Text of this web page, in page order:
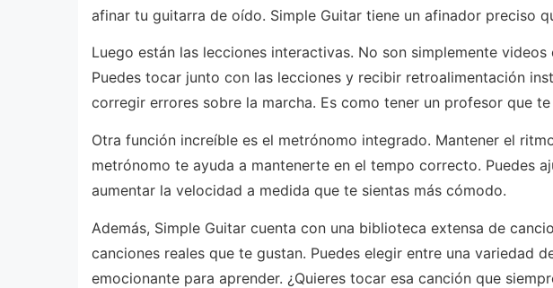
afinar tu guitarra de oído. Simple Guitar tiene un afinador preciso
Luego están las lecciones interactivas. No son simplemente
Puedes tocar junto con las lecciones y recibir retroalimentación
corregir errores sobre la marcha. Es como tener un profesor que
Otra función increíble es el metrónomo integrado. Mantener el
metrónomo te ayuda a mantenerte en el tempo correcto. Puedes
aumentar la velocidad a medida que te sientas más cómodo.
Además, Simple Guitar cuenta con una biblioteca extensa de
canciones reales que te gustan. Puedes elegir entre una variedad
emocionante para aprender. ¿Quieres tocar esa canción que